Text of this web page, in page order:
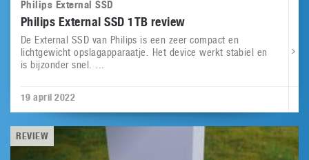
Philips External SSD
Philips External SSD 1TB review
De External SSD van Philips is een zeer compact en
lichtgewicht opslagapparaatje. Het device werkt stabiel en
is bijzonder snel. ...
19 april 2022
REVIEW